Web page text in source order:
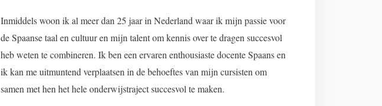
Inmiddels woon ik al meer dan 25 jaar in Nederland waar ik mijn passie voor
de Spaanse taal en cultuur en mijn talent om kennis over te dragen succesvol
heb weten te combineren. Ik ben een ervaren enthousiaste docente Spaans en
ik kan me uitmuntend verplaatsen in de behoeftes van mijn cursisten om
samen met hen het hele onderwijstraject succesvol te maken.